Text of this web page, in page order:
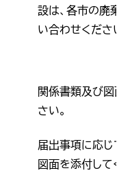
設は、各市の廃棄
い合わせください。
関係書類及び図面
さい。
届出事項に応じて
図面を添付してく